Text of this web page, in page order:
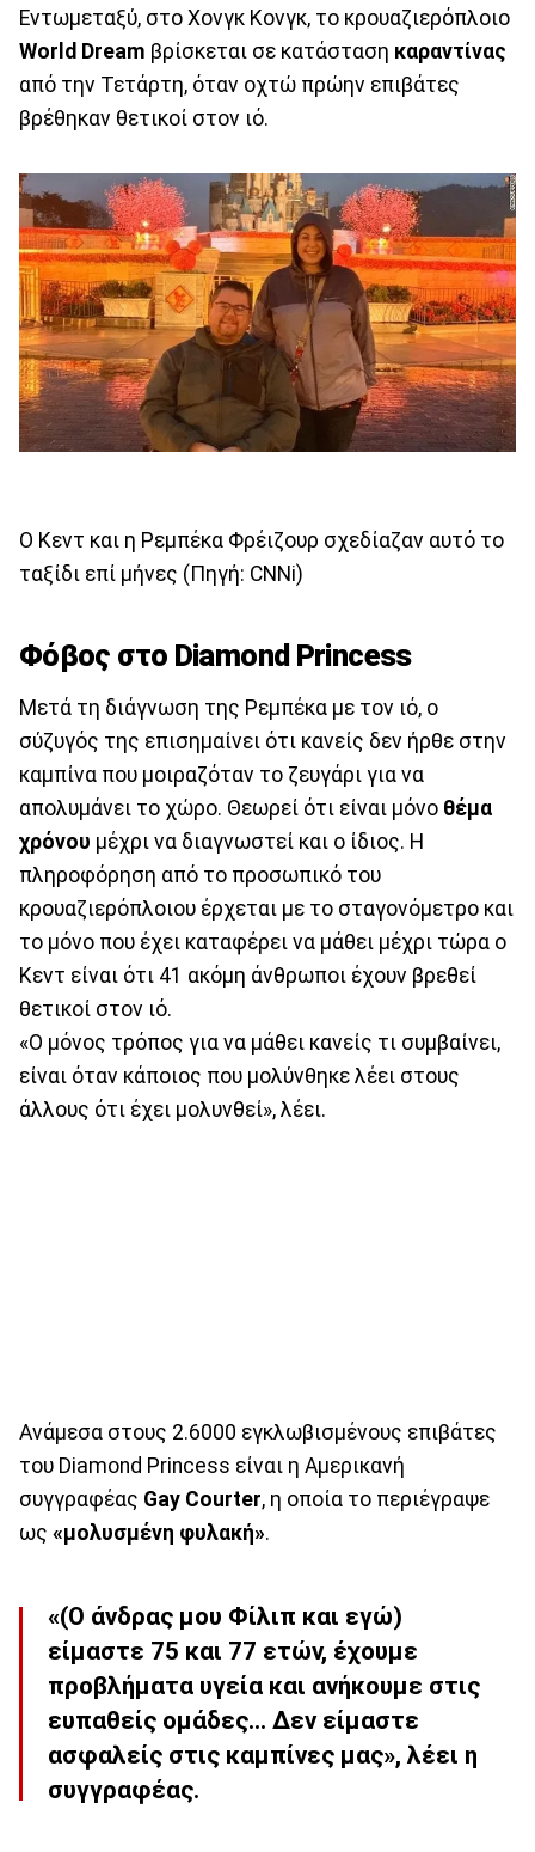
Εντωμεταξύ, στο Χονγκ Κονγκ, το κρουαζιερόπλοιο
World Dream βρίσκεται σε κατάσταση καραντίνας
από την Τετάρτη, όταν οχτώ πρώην επιβάτες
βρέθηκαν θετικοί στον ιό.
O Κεντ και η Ρεμπέκα Φρέιζουρ σχεδίαζαν αυτό το
ταξίδι επί μήνες (Πηγή: CNNi)
Φόβος στο Diamond Princess
Μετά τη διάγνωση της Ρεμπέκα με τον ιό, ο
σύζυγός της επισημαίνει ότι κανείς δεν ήρθε στην
καμπίνα που μοιραζόταν το ζευγάρι για να
απολυμάνει το χώρο. Θεωρεί ότι είναι μόνο θέμα
χρόνου μέχρι να διαγνωστεί και ο ίδιος. Η
πληροφόρηση από το προσωπικό του
κρουαζιερόπλοιου έρχεται με το σταγονόμετρο και
το μόνο που έχει καταφέρει να μάθει μέχρι τώρα ο
Κεντ είναι ότι 41 ακόμη άνθρωποι έχουν βρεθεί
θετικοί στον ιό.
«Ο μόνος τρόπος για να μάθει κανείς τι συμβαίνει,
είναι όταν κάποιος που μολύνθηκε λέει στους
άλλους ότι έχει μολυνθεί», λέει.
Ανάμεσα στους 2.6000 εγκλωβισμένους επιβάτες
του Diamond Princess είναι η Αμερικανή
συγγραφέας Gay Courter, η οποία το περιέγραψε
ως «μολυσμένη φυλακή».
«(Ο άνδρας μου Φίλιπ και εγώ)
είμαστε 75 και 77 ετών, έχουμε
προβλήματα υγεία και ανήκουμε στις
ευπαθείς ομάδες… Δεν είμαστε
ασφαλείς στις καμπίνες μας», λέει η
συγγραφέας.